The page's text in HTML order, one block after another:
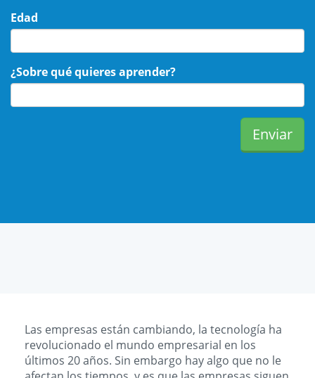
Edad
¿Sobre qué quieres aprender?
Las empresas están cambiando, la tecnología ha
revolucionado el mundo empresarial en los
últimos 20 años. Sin embargo hay algo que no le